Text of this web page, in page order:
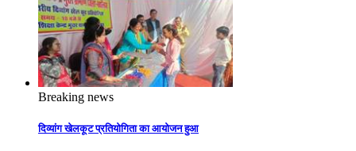
Breaking news
दिव्यांग खेलकूट प्रतियोगिता का आयोजन हुआ